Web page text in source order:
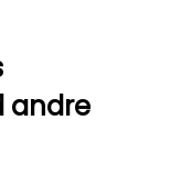
andre